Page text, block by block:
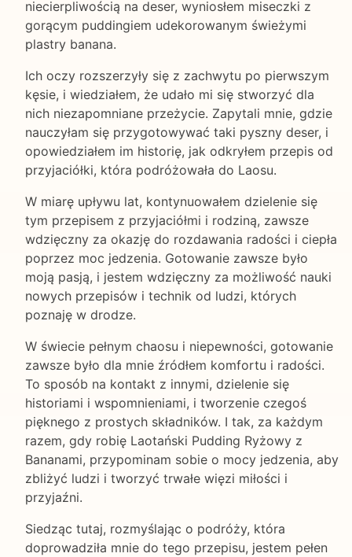
niecierpliwością na deser, wyniosłem miseczki z
gorącym puddingiem udekorowanym świeżymi
plastry banana.
Ich oczy rozszerzyły się z zachwytu po pierwszym
kęsie, i wiedziałem, że udało mi się stworzyć dla
nich niezapomniane przeżycie. Zapytali mnie, gdzie
nauczyłam się przygotowywać taki pyszny deser, i
opowiedziałem im historię, jak odkryłem przepis od
przyjaciółki, która podróżowała do Laosu.
W miarę upływu lat, kontynuowałem dzielenie się
tym przepisem z przyjaciółmi i rodziną, zawsze
wdzięczny za okazję do rozdawania radości i ciepła
poprzez moc jedzenia. Gotowanie zawsze było
moją pasją, i jestem wdzięczny za możliwość nauki
nowych przepisów i technik od ludzi, których
poznaję w drodze.
W świecie pełnym chaosu i niepewności, gotowanie
zawsze było dla mnie źródłem komfortu i radości.
To sposób na kontakt z innymi, dzielenie się
historiami i wspomnieniami, i tworzenie czegoś
pięknego z prostych składników. I tak, za każdym
razem, gdy robię Laotański Pudding Ryżowy z
Bananami, przypominam sobie o mocy jedzenia, aby
zbliżyć ludzi i tworzyć trwałe więzi miłości i
przyjaźni.
Siedząc tutaj, rozmyślając o podróży, która
doprowadziła mnie do tego przepisu, jestem pełen